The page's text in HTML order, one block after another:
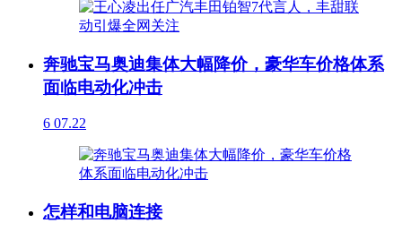
奔驰宝马奥迪集体大幅降价，豪华车价格体系
面临电动化冲击
6 07.22
怎样和电脑连接